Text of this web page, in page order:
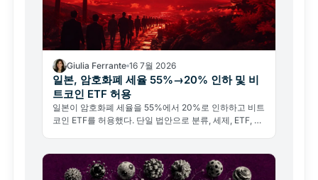
Giulia Ferrante 16 7월 2026
일본, 암호화폐 세율 55%→20% 인하 및 비
트코인 ETF 허용
일본이 암호화폐 세율을 55%에서 20%로 인하하고 비트
코인 ETF를 허용했다. 단일 법안으로 분류, 세제, ETF, 내